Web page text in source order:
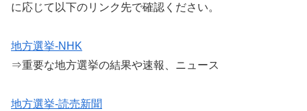
に応じて以下のリンク先で確認ください。
地方選挙-NHK
⇒重要な地方選挙の結果や速報、ニュース
地方選挙-読売新聞